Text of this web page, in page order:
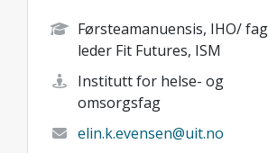
Førsteamanuensis, IHO/
leder Fit Futures, ISM
Institutt for helse- og
omsorgsfag
elin.k.evensen@uit.no